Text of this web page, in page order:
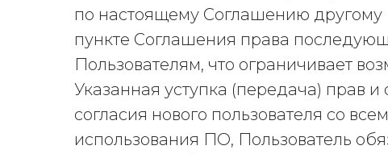
по настоящему Соглашению
пункте Соглашения права
Пользователям, что ограничивает
Указанная уступка (передача) прав
согласия нового пользователя со
использования ПО, Пользователь